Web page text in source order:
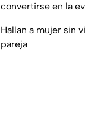
convertirse en la
Hallan a mujer sin
pareja